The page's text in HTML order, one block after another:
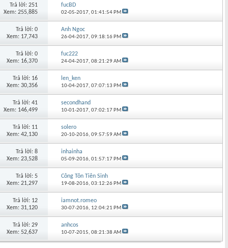
Trả lời: 251
Xem: 255,885
fucBD
02-05-2017,01:41:54 PM
Trả lời: 0
Xem: 17,743
Anh Ngoc
26-04-2017,09:18:16 PM
Trả lời: 0
Xem: 16,370
fuc222
24-04-2017,08:21:29 AM
Trả lời: 16
Xem: 30,356
len_ken
10-04-2017,07:07:13 PM
Trả lời: 41
Xem: 146,499
secondhand
10-01-2017,07:02:17 PM
Trả lời: 11
Xem: 42,130
solero
20-10-2016,09:57:59 AM
Trả lời: 8
Xem: 23,528
inhainha
05-09-2016,01:57:17 PM
Trả lời: 5
Xem: 21,297
Công Tôn Tiên Sinh
19-08-2016,03:12:26 PM
Trả lời: 12
Xem: 31,120
iamnot.romeo
30-07-2016, 12:04:21 PM
Trả lời: 29
Xem: 52,637
anhcos
10-07-2015,08:21:38 AM